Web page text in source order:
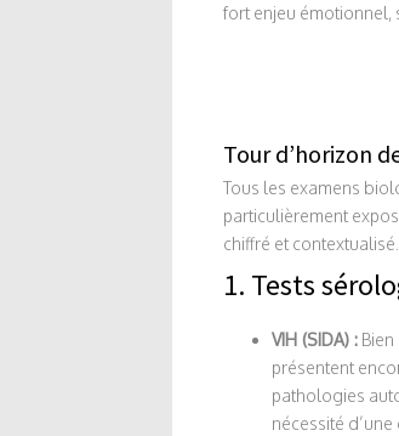
fort enjeu émotionnel,
Tour d’horizon
Tous les examens
particulièrement
chiffré et contextualisé.
1. Tests
VIH (SIDA) :
présentent
pathologies
nécessité